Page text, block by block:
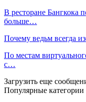
В ресторане Бангкока
больше…
Почему ведьм всегда
По местам
с…
Загрузить еще
Популярные категории